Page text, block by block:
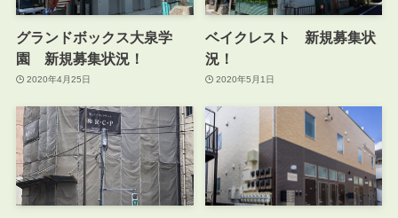
グランドボックス大泉学
園 新規募集状況！
2020年4月25日
ベイクレスト 新規募集状
況！
2020年5月1日